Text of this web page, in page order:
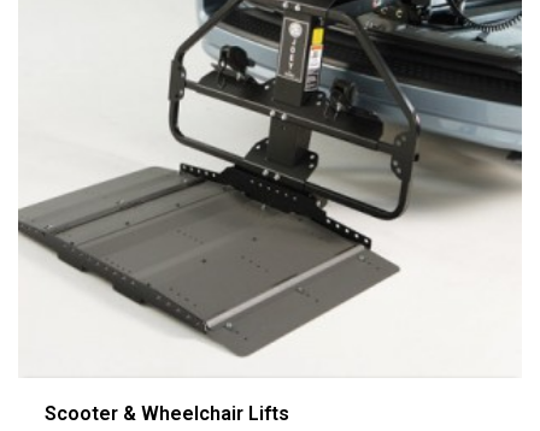
Scooter & Wheelchair Lifts